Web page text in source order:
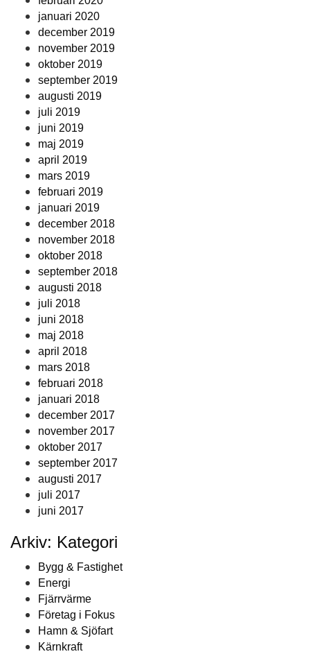
januari 2020
december 2019
november 2019
oktober 2019
september 2019
augusti 2019
juli 2019
juni 2019
maj 2019
april 2019
mars 2019
februari 2019
januari 2019
december 2018
november 2018
oktober 2018
september 2018
augusti 2018
juli 2018
juni 2018
maj 2018
april 2018
mars 2018
februari 2018
januari 2018
december 2017
november 2017
oktober 2017
september 2017
augusti 2017
juli 2017
juni 2017
Arkiv: Kategori
Bygg & Fastighet
Energi
Fjärrvärme
Företag i Fokus
Hamn & Sjöfart
Kärnkraft